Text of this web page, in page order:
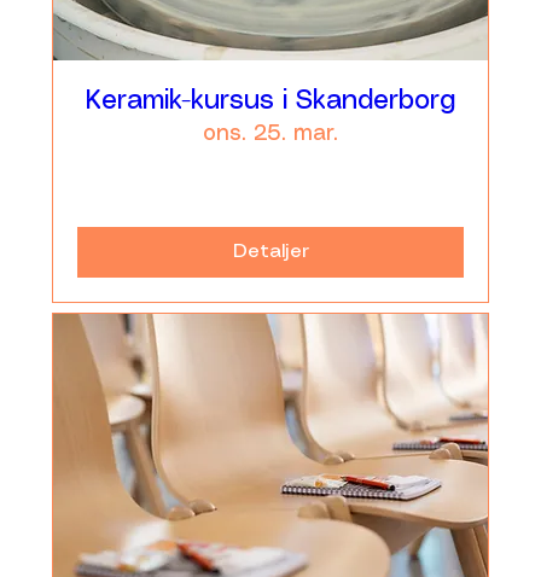
Keramik-kursus i Skanderborg
ons. 25. mar.
Detaljer